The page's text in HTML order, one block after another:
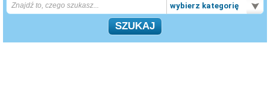
INWESTYCJE
IMPREZY
wybierz kategorię